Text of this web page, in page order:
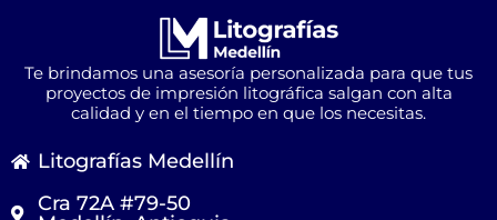
Te brindamos una asesoría personalizada para que tus
proyectos de impresión litográfica salgan con alta
calidad y en el tiempo en que los necesitas.
Litografías Medellín
Cra 72A #79-50